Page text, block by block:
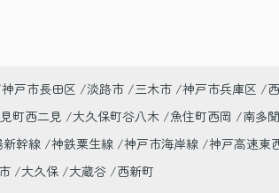
神戸市長田区 淡路市 三木市 神戸市兵庫区
町西二見 大久保町谷八木 魚住町西岡 南多
新幹線 神鉄粟生線 神戸市海岸線 神戸高速東
大久保 大蔵谷 西新町